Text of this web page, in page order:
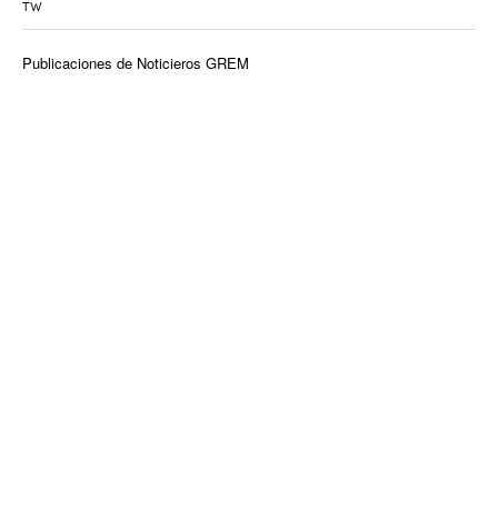
TW
Publicaciones de Noticieros GREM